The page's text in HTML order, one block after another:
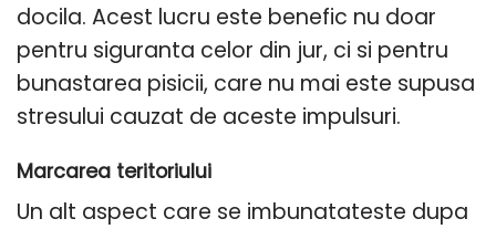
docila. Acest lucru este benefic nu doar
pentru siguranta celor din jur, ci si pentru
bunastarea pisicii, care nu mai este supusa
stresului cauzat de aceste impulsuri.
Marcarea teritoriului
Un alt aspect care se imbunatateste dupa